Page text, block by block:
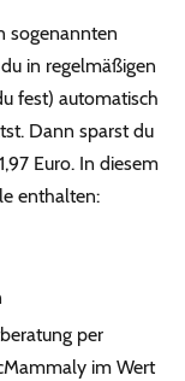
sogenannten
in regelmäßigen
fest) automatisch
Dann sparst du
Euro. In diesem
enthalten:
per
im Wert